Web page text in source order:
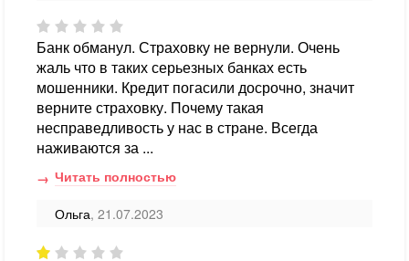
Банк обманул. Страховку не вернули. Очень
жаль что в таких серьезных банках есть
мошенники. Кредит погасили досрочно, значит
верните страховку. Почему такая
несправедливость у нас в стране. Всегда
наживаются за ...
Читать полностью
Ольга, 21.07.2023